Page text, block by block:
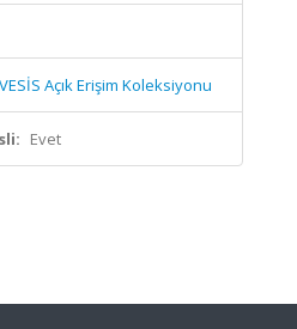
Açık Erişim Koleksiyonu
Evet